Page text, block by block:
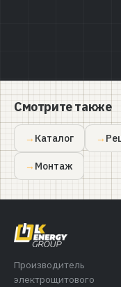
Смотрите также
Каталог
Монтаж
Производитель
электрощитового